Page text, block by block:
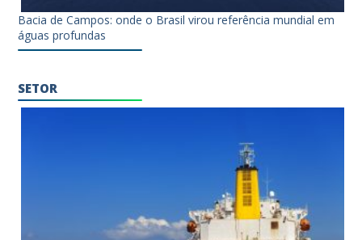
Bacia de Campos: onde o Brasil virou referência mundial em
águas profundas
SETOR